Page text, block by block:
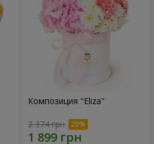
Композиция "Eliza"
2 374 грн